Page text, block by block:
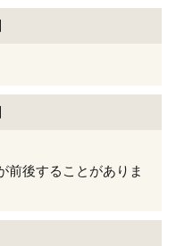
前後することがありま